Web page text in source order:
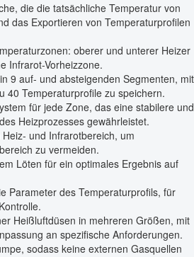
die die tatsächliche Temperatur von
das Exportieren von Temperaturprofilen
oberer und unterer Heizer
Infrarot-Vorheizzone.
9 auf- und absteigenden Segmenten, mit
40 Temperaturprofile zu speichern.
für jede Zone, das eine stabilere und
Heizprozesses gewährleistet.
und Infrarotbereich, um
zu vermeiden.
Löten für ein optimales Ergebnis auf
Parameter des Temperaturprofils, für
Heißluftdüsen in mehreren Größen, mit
an spezifische Anforderungen.
sodass keine externen Gasquellen